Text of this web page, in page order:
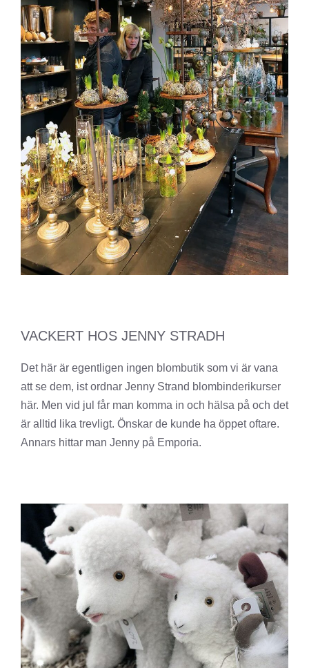
VACKERT HOS JENNY STRADH
Det här är egentligen ingen blombutik som vi är vana
att se dem, ist ordnar Jenny Strand blombinderikurser
här. Men vid jul får man komma in och hälsa på och det
är alltid lika trevligt. Önskar de kunde ha öppet oftare.
Annars hittar man Jenny på Emporia.